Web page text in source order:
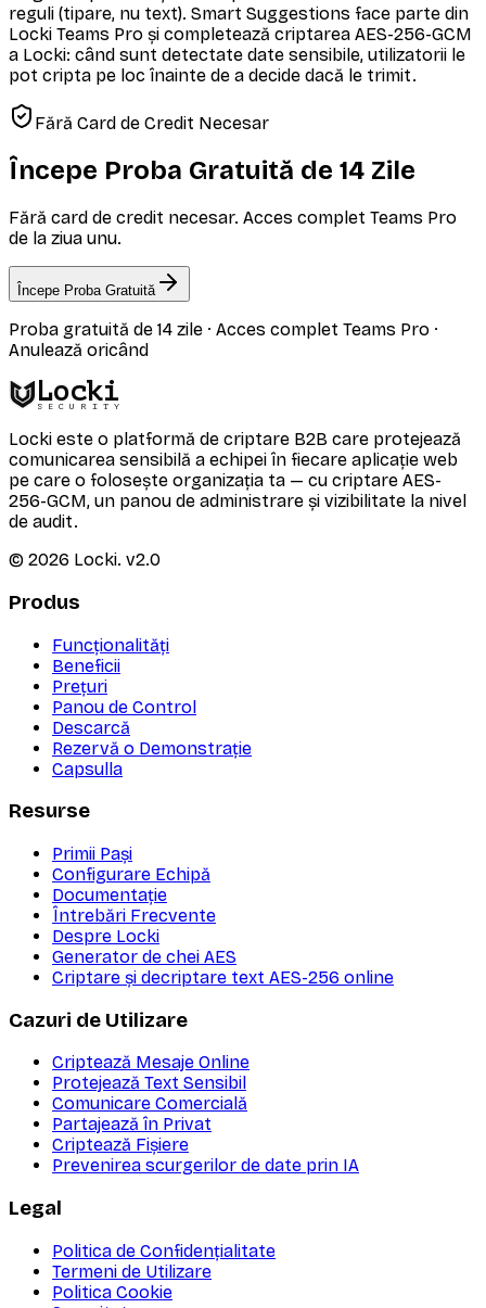
reguli (tipare, nu text). Smart Suggestions face parte din
Locki Teams Pro și completează criptarea AES-256-GCM
a Locki: când sunt detectate date sensibile, utilizatorii le
pot cripta pe loc înainte de a decide dacă le trimit.
Fără Card de Credit Necesar
Începe Proba Gratuită de 14 Zile
Fără card de credit necesar. Acces complet Teams Pro
de la ziua unu.
Începe Proba Gratuită
Proba gratuită de 14 zile · Acces complet Teams Pro ·
Anulează oricând
Locki
SECURITY
Locki este o platformă de criptare B2B care protejează
comunicarea sensibilă a echipei în fiecare aplicație web
pe care o folosește organizația ta — cu criptare AES-
256-GCM, un panou de administrare și vizibilitate la nivel
de audit.
© 2026 Locki. v2.0
Produs
Funcționalități
Beneficii
Prețuri
Panou de Control
Descarcă
Rezervă o Demonstrație
Capsulla
Resurse
Primii Pași
Configurare Echipă
Documentație
Întrebări Frecvente
Despre Locki
Generator de chei AES
Criptare și decriptare text AES-256 online
Cazuri de Utilizare
Criptează Mesaje Online
Protejează Text Sensibil
Comunicare Comercială
Partajează în Privat
Criptează Fișiere
Prevenirea scurgerilor de date prin IA
Legal
Politica de Confidențialitate
Termeni de Utilizare
Politica Cookie